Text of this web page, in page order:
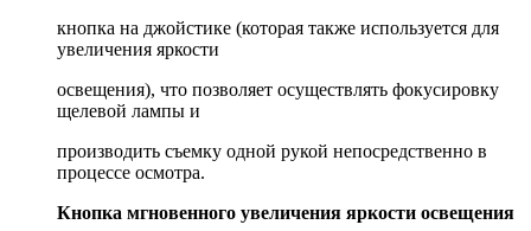
кнопка на джойстике (которая также используется для
увеличения яркости
освещения), что позволяет осуществлять фокусировку
щелевой лампы и
производить съемку одной рукой непосредственно в
процессе осмотра.
Кнопка мгновенного увеличения яркости освещения